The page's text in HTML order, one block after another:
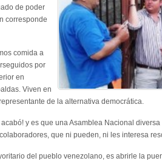
de poder
corresponde
comida a
por
en
Viven en
de la alternativa democrática.
y es que una Asamblea Nacional
que ni pueden, ni les interesa
del pueblo venezolano, es abrirle la